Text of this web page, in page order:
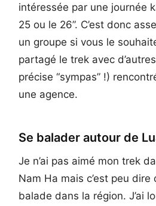
intéressée par une journée
25 ou le 26”. C’est donc
un groupe si vous le
partagé le trek avec
précise “sympas” !)
une agence.
Se balader autour de
Je n’ai pas aimé mon trek
Nam Ha mais c’est peu dire
balade dans la région. J’ai